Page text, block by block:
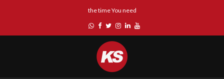
the time You need